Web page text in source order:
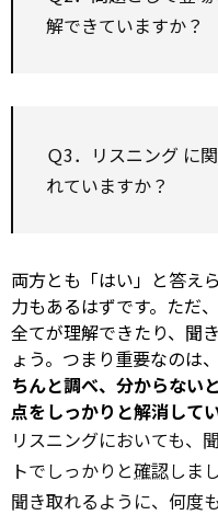
解できていますか？
Ｑ3．リスニング に
れていますか？
両方とも「はい」と答え
力もあるはずです。ただ
全てが理解できたり、聞
ょう。つまり重要なのは、
ちんと調べ、分からない
点をしっかりと解消して
リスニングにおいても、
トでしっかりと確認しま
聞き取れるように、何度